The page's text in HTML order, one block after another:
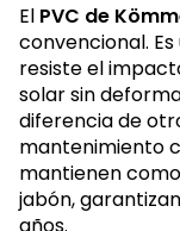
El PVC de
convencional.
resiste el
solar sin
diferencia de
mantenimiento
mantienen
jabón,
años.